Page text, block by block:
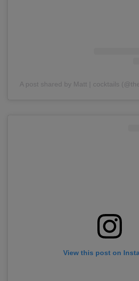
A post shared by Matt | cocktails
View this post on